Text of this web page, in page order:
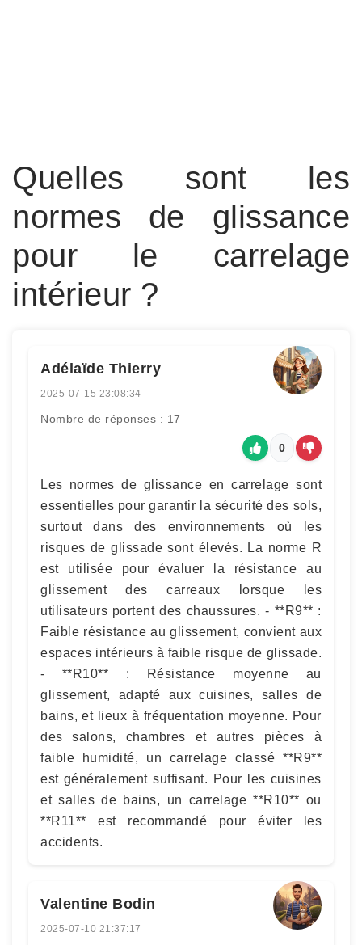
Quelles sont les
normes de glissance
pour le carrelage
intérieur ?
Adélaïde Thierry
2025-07-15 23:08:34
Nombre de réponses : 17
0
Les normes de glissance en carrelage sont
essentielles pour garantir la sécurité des sols,
surtout dans des environnements où les
risques de glissade sont élevés. La norme R
est utilisée pour évaluer la résistance au
glissement des carreaux lorsque les
utilisateurs portent des chaussures. - **R9** :
Faible résistance au glissement, convient aux
espaces intérieurs à faible risque de glissade.
- **R10** : Résistance moyenne au
glissement, adapté aux cuisines, salles de
bains, et lieux à fréquentation moyenne. Pour
des salons, chambres et autres pièces à
faible humidité, un carrelage classé **R9**
est généralement suffisant. Pour les cuisines
et salles de bains, un carrelage **R10** ou
**R11** est recommandé pour éviter les
accidents.
Valentine Bodin
2025-07-10 21:37:17